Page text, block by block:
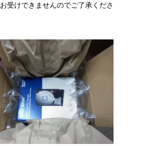
受けできませんのでご了承くださ